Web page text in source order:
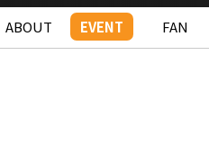
ABOUT EVENT FAN